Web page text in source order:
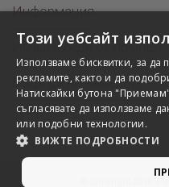
Информация
Имаш нужда от помощ?
Къде да ни намерите?
Този уебсайт
Използваме бисквитки, за
рекламите, както и да
Натискайки бутона
съгласявате да използваме
или подобни технологии.
ВИЖТЕ ПОДРОБНОСТИ